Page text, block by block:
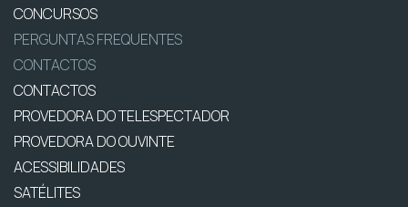
CONCURSOS
PERGUNTAS FREQUENTES
CONTACTOS
CONTACTOS
PROVEDORA DO TELESPECTADOR
PROVEDORA DO OUVINTE
ACESSIBILIDADES
SATÉLITES